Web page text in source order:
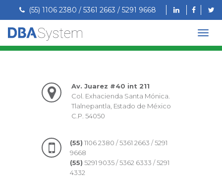
(55) 1106 2380 / 5361 2663 / 5291 9668
Av. Juarez #40 int 211
Col. Exhacienda Santa Mónica.
Tlalnepantla, Estado de México
C.P. 54050
(55) 1106 2380 / 5361 2663 / 5291
9668
(55) 5291 9035 / 5362 6333 / 5291
4332